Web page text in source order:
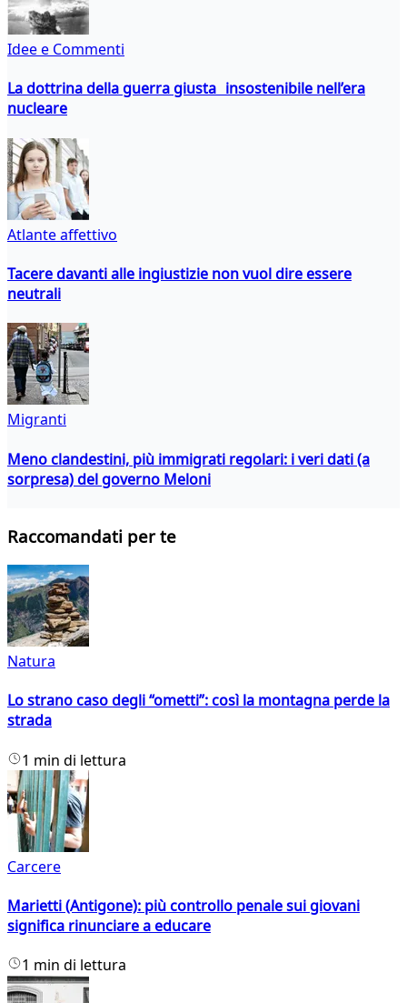
Idee e Commenti
La dottrina della guerra giusta insostenibile nell’era
nucleare
Atlante affettivo
Tacere davanti alle ingiustizie non vuol dire essere
neutrali
Migranti
Meno clandestini, più immigrati regolari: i veri dati (a
sorpresa) del governo Meloni
Raccomandati per te
Natura
Lo strano caso degli “ometti”: così la montagna perde la
strada
1 min di lettura
Carcere
Marietti (Antigone): più controllo penale sui giovani
significa rinunciare a educare
1 min di lettura